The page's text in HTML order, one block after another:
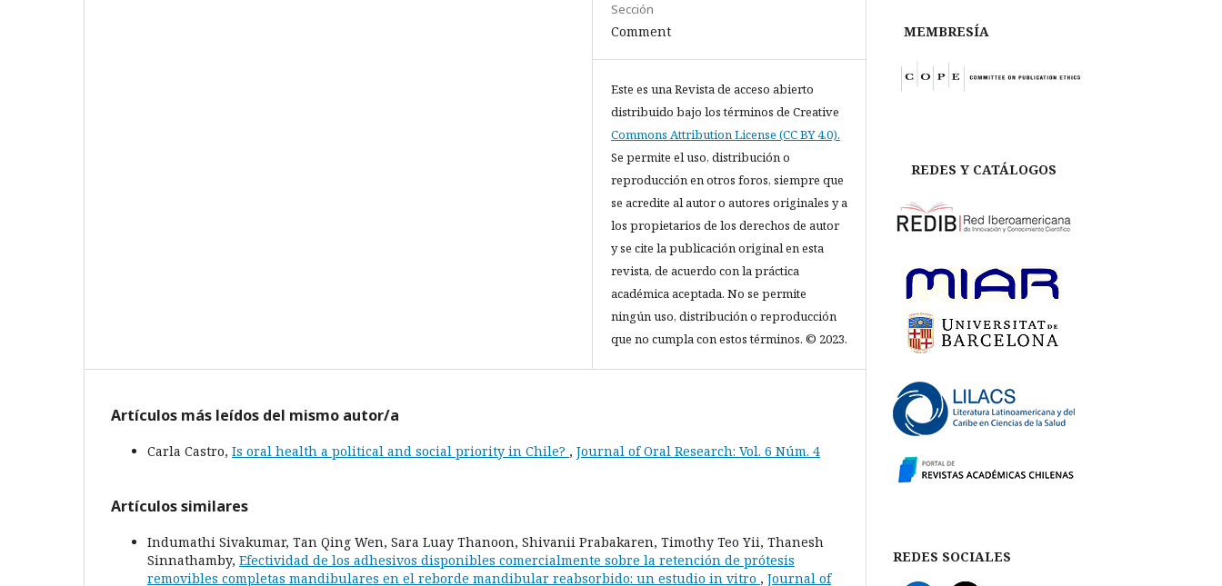
Sección
Comment
Este es una Revista de acceso abierto
distribuido bajo los términos de Creative
Commons Attribution License (CC BY 4.0).
Se permite el uso, distribución o
reproducción en otros foros, siempre que
se acredite al autor o autores originales y a
los propietarios de los derechos de autor
y se cite la publicación original en esta
revista, de acuerdo con la práctica
académica aceptada. No se permite
ningún uso, distribución o reproducción
que no cumpla con estos términos. © 2023.
Artículos más leídos del mismo autor/a
Carla Castro, Is oral health a political and social priority in Chile? , Journal of Oral Research: Vol. 6 Núm. 4
Artículos similares
Indumathi Sivakumar, Tan Qing Wen, Sara Luay Thanoon, Shivanii Prabakaren, Timothy Teo Yii, Thanesh
Sinnathamby, Efectividad de los adhesivos disponibles comercialmente sobre la retención de prótesis
removibles completas mandibulares en el reborde mandibular reabsorbido: un estudio in vitro , Journal of
MEMBRESÍA
REDES Y CATÁLOGOS
REDES SOCIALES